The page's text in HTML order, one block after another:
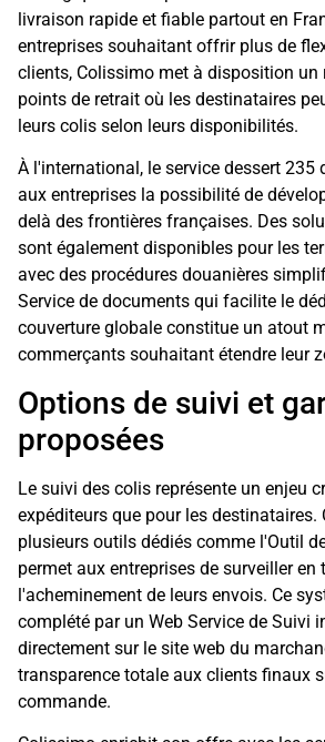
livraison rapide et fiable partout en
entreprises souhaitant offrir plus de
clients, Colissimo met à disposition un
points de retrait où les destinataires
leurs colis selon leurs disponibilités.
À l'international, le service dessert
aux entreprises la possibilité de
delà des frontières françaises. Des
sont également disponibles pour les
avec des procédures douanières
Service de documents qui facilite le
couverture globale constitue un atout
commerçants souhaitant étendre leur
Options de suivi et
proposées
Le suivi des colis représente un enjeu
expéditeurs que pour les
plusieurs outils dédiés comme l'Outil
permet aux entreprises de surveiller en
l'acheminement de leurs envois. Ce
complété par un Web Service de Suivi
directement sur le site web du
transparence totale aux clients finaux
commande.